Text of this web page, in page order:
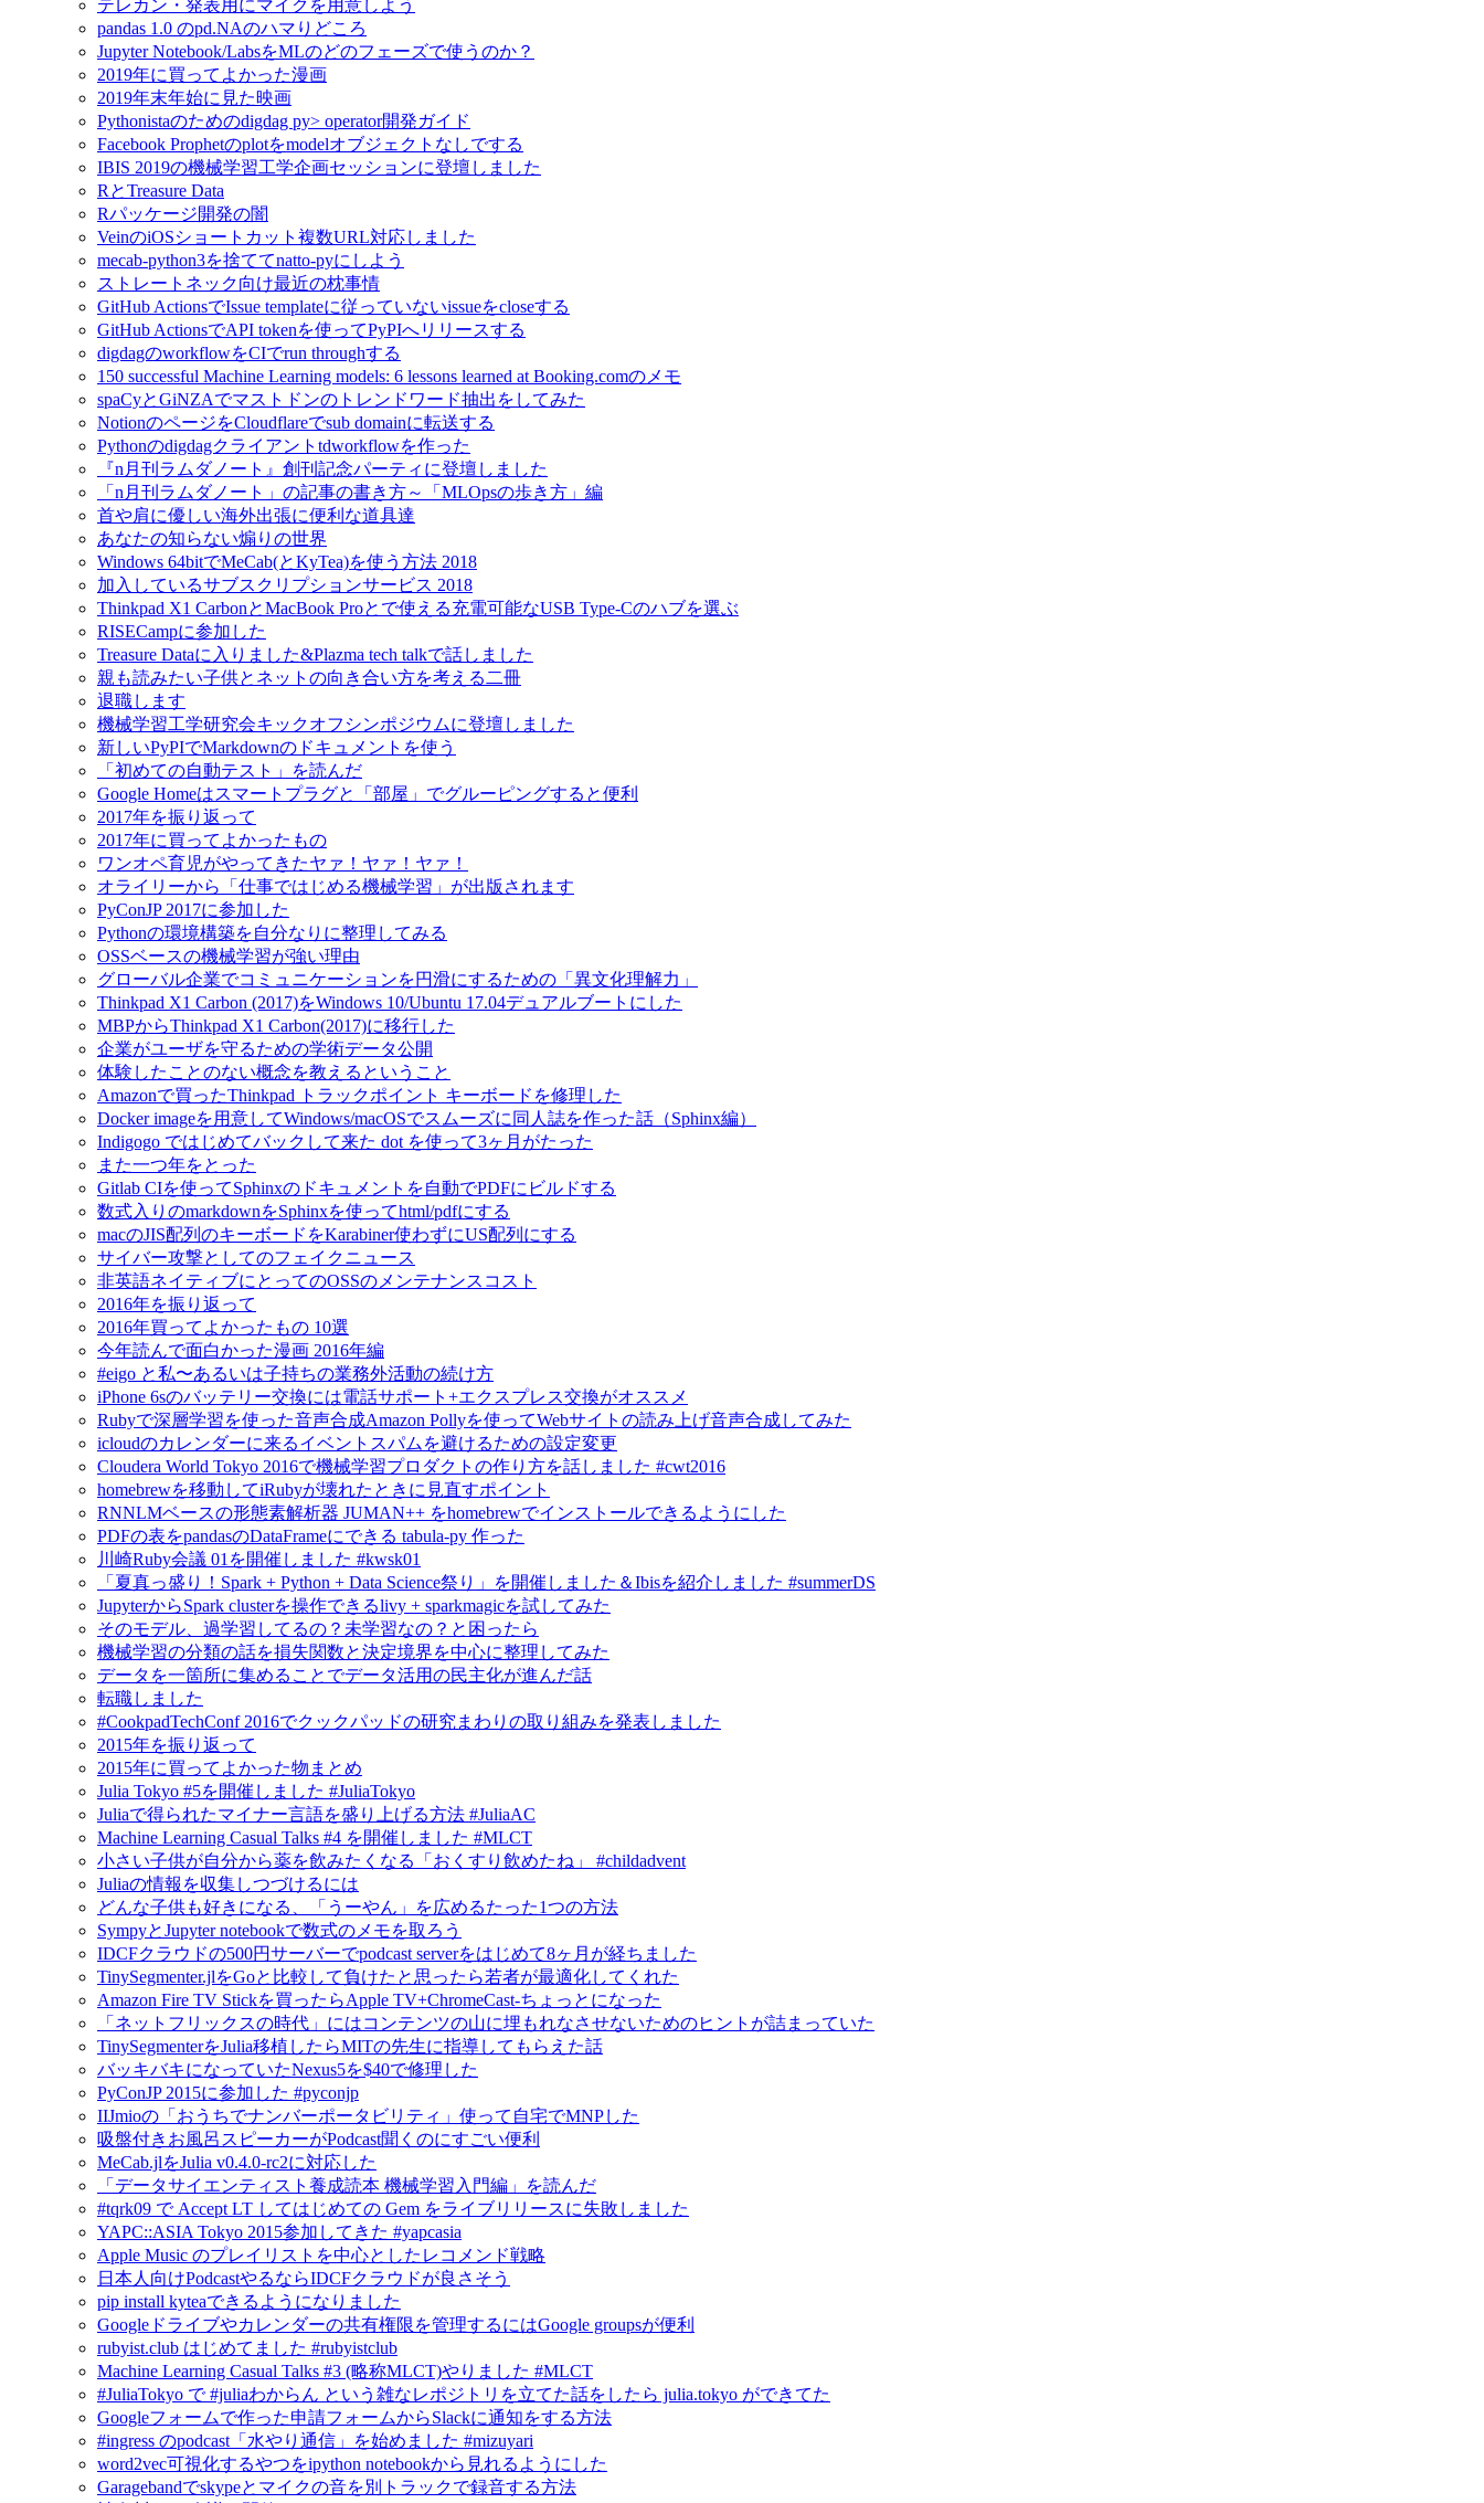
テレカン・発表用にマイクを用意しよう
pandas 1.0 のpd.NAのハマりどころ
Jupyter Notebook/LabsをMLのどのフェーズで使うのか？
2019年に買ってよかった漫画
2019年末年始に見た映画
Pythonistaのためのdigdag py> operator開発ガイド
Facebook Prophetのplotをmodelオブジェクトなしでする
IBIS 2019の機械学習工学企画セッションに登壇しました
RとTreasure Data
Rパッケージ開発の闇
VeinのiOSショートカット複数URL対応しました
mecab-python3を捨ててnatto-pyにしよう
ストレートネック向け最近の枕事情
GitHub ActionsでIssue templateに従っていないissueをcloseする
GitHub ActionsでAPI tokenを使ってPyPIへリリースする
digdagのworkflowをCIでrun throughする
150 successful Machine Learning models: 6 lessons learned at Booking.comのメモ
spaCyとGiNZAでマストドンのトレンドワード抽出をしてみた
NotionのページをCloudflareでsub domainに転送する
Pythonのdigdagクライアントtdworkflowを作った
『n月刊ラムダノート』創刊記念パーティに登壇しました
「n月刊ラムダノート」の記事の書き方～「MLOpsの歩き方」編
首や肩に優しい海外出張に便利な道具達
あなたの知らない煽りの世界
Windows 64bitでMeCab(とKyTea)を使う方法 2018
加入しているサブスクリプションサービス 2018
Thinkpad X1 CarbonとMacBook Proとで使える充電可能なUSB Type-Cのハブを選ぶ
RISECampに参加した
Treasure Dataに入りました&Plazma tech talkで話しました
親も読みたい子供とネットの向き合い方を考える二冊
退職します
機械学習工学研究会キックオフシンポジウムに登壇しました
新しいPyPIでMarkdownのドキュメントを使う
「初めての自動テスト」を読んだ
Google Homeはスマートプラグと「部屋」でグルーピングすると便利
2017年を振り返って
2017年に買ってよかったもの
ワンオペ育児がやってきたヤァ！ヤァ！ヤァ！
オライリーから「仕事ではじめる機械学習」が出版されます
PyConJP 2017に参加した
Pythonの環境構築を自分なりに整理してみる
OSSベースの機械学習が強い理由
グローバル企業でコミュニケーションを円滑にするための「異文化理解力」
Thinkpad X1 Carbon (2017)をWindows 10/Ubuntu 17.04デュアルブートにした
MBPからThinkpad X1 Carbon(2017)に移行した
企業がユーザを守るための学術データ公開
体験したことのない概念を教えるということ
Amazonで買ったThinkpad トラックポイント キーボードを修理した
Docker imageを用意してWindows/macOSでスムーズに同人誌を作った話（Sphinx編）
Indigogo ではじめてバックして来た dot を使って3ヶ月がたった
また一つ年をとった
Gitlab CIを使ってSphinxのドキュメントを自動でPDFにビルドする
数式入りのmarkdownをSphinxを使ってhtml/pdfにする
macのJIS配列のキーボードをKarabiner使わずにUS配列にする
サイバー攻撃としてのフェイクニュース
非英語ネイティブにとってのOSSのメンテナンスコスト
2016年を振り返って
2016年買ってよかったもの 10選
今年読んで面白かった漫画 2016年編
#eigo と私〜あるいは子持ちの業務外活動の続け方
iPhone 6sのバッテリー交換には電話サポート+エクスプレス交換がオススメ
Rubyで深層学習を使った音声合成Amazon Pollyを使ってWebサイトの読み上げ音声合成してみた
icloudのカレンダーに来るイベントスパムを避けるための設定変更
Cloudera World Tokyo 2016で機械学習プロダクトの作り方を話しました #cwt2016
homebrewを移動してiRubyが壊れたときに見直すポイント
RNNLMベースの形態素解析器 JUMAN++ をhomebrewでインストールできるようにした
PDFの表をpandasのDataFrameにできる tabula-py 作った
川崎Ruby会議 01を開催しました #kwsk01
「夏真っ盛り！Spark + Python + Data Science祭り」を開催しました＆Ibisを紹介しました #summerDS
JupyterからSpark clusterを操作できるlivy + sparkmagicを試してみた
そのモデル、過学習してるの？未学習なの？と困ったら
機械学習の分類の話を損失関数と決定境界を中心に整理してみた
データを一箇所に集めることでデータ活用の民主化が進んだ話
転職しました
#CookpadTechConf 2016でクックパッドの研究まわりの取り組みを発表しました
2015年を振り返って
2015年に買ってよかった物まとめ
Julia Tokyo #5を開催しました #JuliaTokyo
Juliaで得られたマイナー言語を盛り上げる方法 #JuliaAC
Machine Learning Casual Talks #4 を開催しました #MLCT
小さい子供が自分から薬を飲みたくなる「おくすり飲めたね」 #childadvent
Juliaの情報を収集しつづけるには
どんな子供も好きになる、「うーやん」を広めるたった1つの方法
SympyとJupyter notebookで数式のメモを取ろう
IDCFクラウドの500円サーバーでpodcast serverをはじめて8ヶ月が経ちました
TinySegmenter.jlをGoと比較して負けたと思ったら若者が最適化してくれた
Amazon Fire TV Stickを買ったらApple TV+ChromeCast-ちょっとになった
「ネットフリックスの時代」にはコンテンツの山に埋もれなさせないためのヒントが詰まっていた
TinySegmenterをJulia移植したらMITの先生に指導してもらえた話
バッキバキになっていたNexus5を$40で修理した
PyConJP 2015に参加した #pyconjp
IIJmioの「おうちでナンバーポータビリティ」使って自宅でMNPした
吸盤付きお風呂スピーカーがPodcast聞くのにすごい便利
MeCab.jlをJulia v0.4.0-rc2に対応した
「データサイエンティスト養成読本 機械学習入門編」を読んだ
#tqrk09 で Accept LT してはじめての Gem をライブリリースに失敗しました
YAPC::ASIA Tokyo 2015参加してきた #yapcasia
Apple Music のプレイリストを中心としたレコメンド戦略
日本人向けPodcastやるならIDCFクラウドが良さそう
pip install kyteaできるようになりました
Googleドライブやカレンダーの共有権限を管理するにはGoogle groupsが便利
rubyist.club はじめてました #rubyistclub
Machine Learning Casual Talks #3 (略称MLCT)やりました #MLCT
#JuliaTokyo で #juliaわからん という雑なレポジトリを立てた話をしたら julia.tokyo ができてた
Googleフォームで作った申請フォームからSlackに通知をする方法
#ingress のpodcast「水やり通信」を始めました #mizuyari
word2vec可視化するやつをipython notebookから見れるようにした
Garagebandでskypeとマイクの音を別トラックで録音する方法